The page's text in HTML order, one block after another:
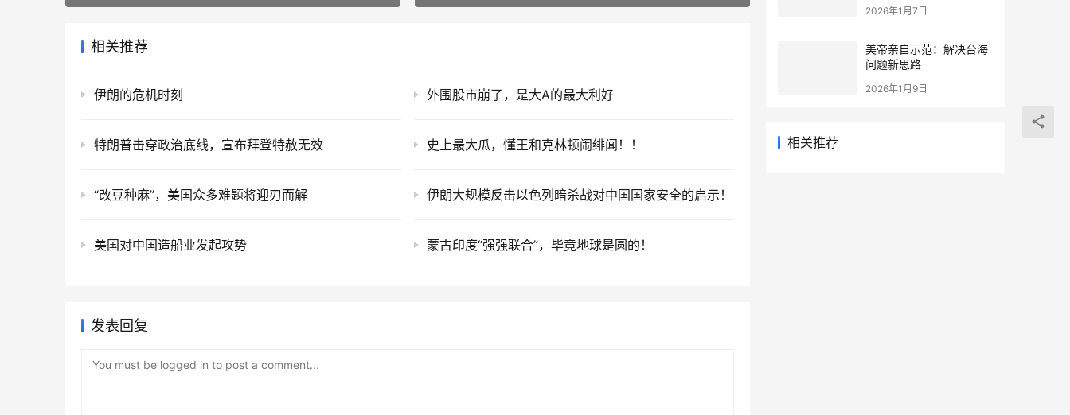
相关推荐
伊朗的危机时刻 外围股市崩了，是大A的最大利好
特朗普击穿政治底线，宣布拜登特赦无效 史上最大瓜，懂王和克林顿闹绯闻！！
“改豆种麻”，美国众多难题将迎刃而解 伊朗大规模反击以色列暗杀战对中国国家安全的启示！
美国对中国造船业发起攻势 蒙古印度“强强联合”，毕竟地球是圆的！
发表回复
You must be logged in to post a comment...
再也复刻不了
2026年1月7日
美帝亲自示范：解决台海
问题新思路
2026年1月9日
相关推荐